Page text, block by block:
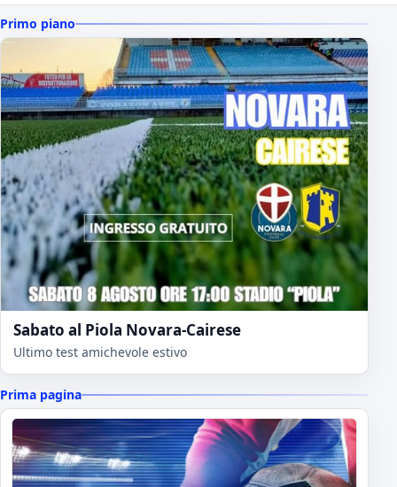
Primo piano
Sabato al Piola Novara-Cairese
Ultimo test amichevole estivo
Prima pagina